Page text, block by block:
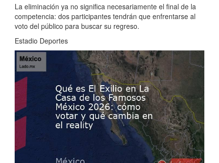
La eliminación ya no significa necesariamente el final de la
competencia: dos participantes tendrán que enfrentarse al
voto del público para buscar su regreso.
Estadio Deportes